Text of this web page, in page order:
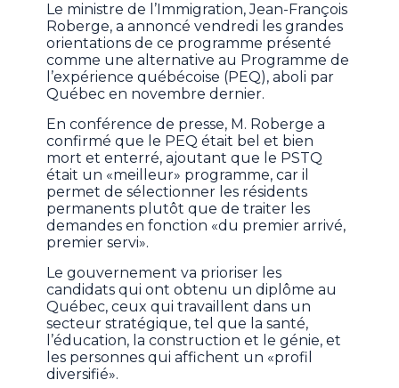
Le ministre de l’Immigration, Jean-François
Roberge, a annoncé vendredi les grandes
orientations de ce programme présenté
comme une alternative au Programme de
l’expérience québécoise (PEQ), aboli par
Québec en novembre dernier.
En conférence de presse, M. Roberge a
confirmé que le PEQ était bel et bien
mort et enterré, ajoutant que le PSTQ
était un «meilleur» programme, car il
permet de sélectionner les résidents
permanents plutôt que de traiter les
demandes en fonction «du premier arrivé,
premier servi».
Le gouvernement va prioriser les
candidats qui ont obtenu un diplôme au
Québec, ceux qui travaillent dans un
secteur stratégique, tel que la santé,
l’éducation, la construction et le génie, et
les personnes qui affichent un «profil
diversifié».